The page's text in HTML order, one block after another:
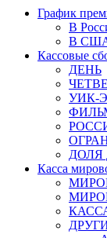
График
В
В
Кассовые
ДЕНЬ
УИК-
ДОЛЯ
Касса